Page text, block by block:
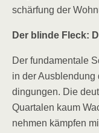
schär­fung der
Der blin­de Fleck:
Der fun­da­men­ta­le
in der
din­gun­gen. Die
Quar­ta­len kaum
neh­men kämp­fen